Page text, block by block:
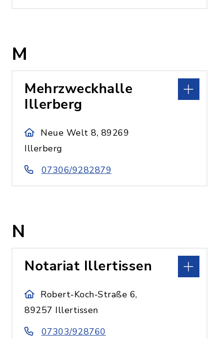
M
Mehrzweckhalle
Illerberg
Neue Welt 8, 89269
Illerberg
07306/9282879
N
Notariat Illertissen
Robert-Koch-Straße 6,
89257 Illertissen
07303/928760